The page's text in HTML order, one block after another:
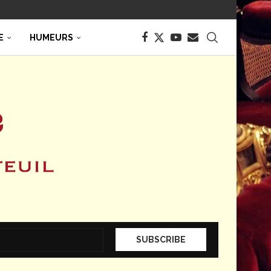
HUMEURS